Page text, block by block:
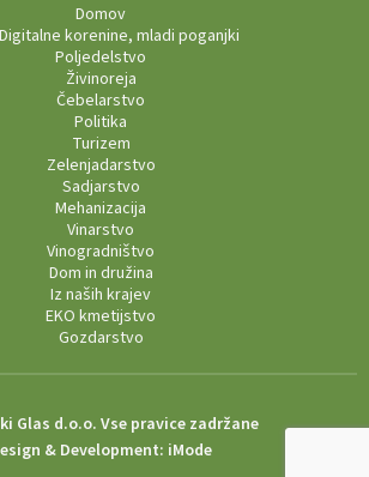
Domov
korenine, mladi poganjki
Poljedelstvo
Živinoreja
Čebelarstvo
Politika
Turizem
Zelenjadarstvo
Sadjarstvo
Mehanizacija
Vinarstvo
Vinogradništvo
Dom in družina
Iz naših krajev
EKO kmetijstvo
Gozdarstvo
Glas d.o.o. Vse pravice zadržane
& Development: iMode